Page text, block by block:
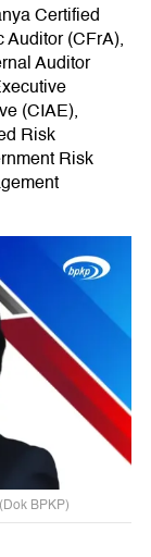
Certified
(CFrA),
Auditor
(CIAE),
Risk
Risk
BPKP)